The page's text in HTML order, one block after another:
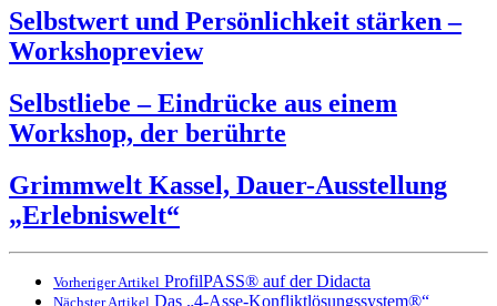
Selbstwert und Persönlichkeit stärken –
Workshopreview
Selbstliebe – Eindrücke aus einem
Workshop, der berührte
Grimmwelt Kassel, Dauer-Ausstellung
„Erlebniswelt“
Vorheriger Artikel ProfilPASS® auf der Didacta
Nächster Artikel Das „4-Asse-Konfliktlösungssystem®“